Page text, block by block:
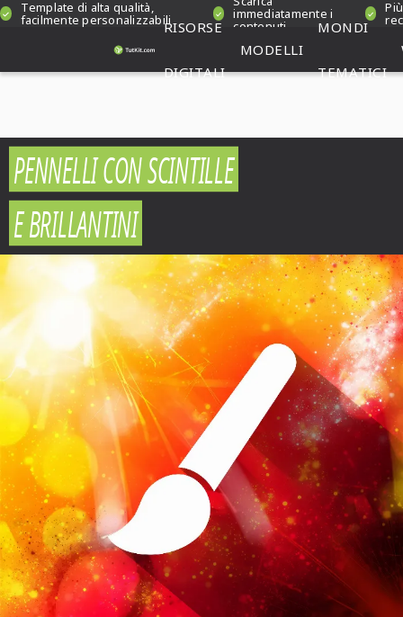
Template di alta qualità,
facilmente personalizzabili immediatamente i
contenuti
RISORSE
DIGITALI
MODELLI
MONDI
TEMATICI
PENNELLI CON SCINTILLE
E BRILLANTINI